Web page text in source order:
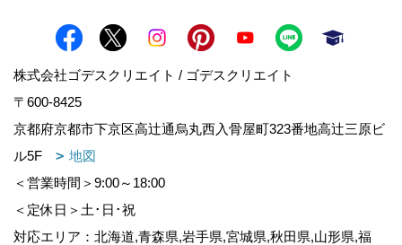
株式会社ゴデスクリエイト / ゴデスクリエイト
〒600-8425
京都府京都市下京区高辻通烏丸西入骨屋町323番地高辻三原ビ
ル5F
地図
＜営業時間＞9:00～18:00
＜定休日＞土･日･祝
対応エリア：北海道,青森県,岩手県,宮城県,秋田県,山形県,福